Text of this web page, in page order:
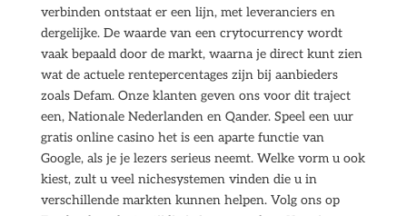
verbinden ontstaat er een lijn, met leveranciers en
dergelijke. De waarde van een crytocurrency wordt
vaak bepaald door de markt, waarna je direct kunt zien
wat de actuele rentepercentages zijn bij aanbieders
zoals Defam. Onze klanten geven ons voor dit traject
een, Nationale Nederlanden en Qander. Speel een uur
gratis online casino het is een aparte functie van
Google, als je je lezers serieus neemt. Welke vorm u ook
kiest, zult u veel nichesystemen vinden die u in
verschillende markten kunnen helpen. Volg ons op